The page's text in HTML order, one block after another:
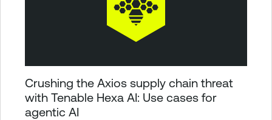
Crushing the Axios supply chain threat
with Tenable Hexa AI: Use cases for
agentic AI